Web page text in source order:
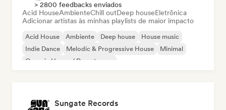
> 2800 feedbacks enviados
Acid HouseAmbienteChill outDeep houseEletrônica
Adicionar artistas às minhas playlists de maior impacto
Acid House Ambiente Deep house
House music
Indie Dance
Melodic & Progressive House
Minimal
Organic House / Downtempo
Sungate Records